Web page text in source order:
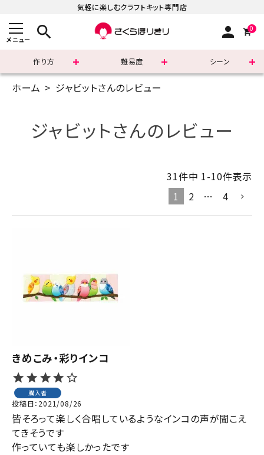
気軽に楽しむクラフトキット専門店
メニュー search person 0
作り方 難易度 シーン
まずはこちら
レビューを見る
実店舗案内
デイサービス／
介護施設関係の方へ
最新のチラシはこちら
お問い合わせ
ホーム ジャビットさんのレビュー
ジャビットさんのレビュー
31件中 1-10件表示
1
2 … 4
きめこみ・彩りインコ
購入者
投稿日 2021/08/26
皆そろって楽しく合唱しているようなインコの声が聞こえ
てきそうです
作っていても楽しかったです